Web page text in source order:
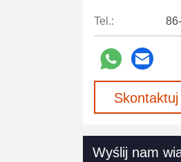
Akcesoria Do
Golfowych(91)
Części
OEM(10)
Golfowe(17)
Tel.:
Wyślij nam